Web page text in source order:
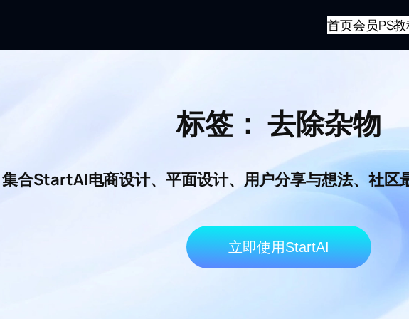
首页会员PS
标签： 去除杂物
集合StartAI电商设计、平面设计、用户分享与想法、社区
立即使用StartAI